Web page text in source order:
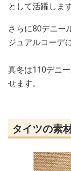
として活躍します
さらに80デニー
ジュアルコーデ
真冬は110デニ
せます。
タイツの素